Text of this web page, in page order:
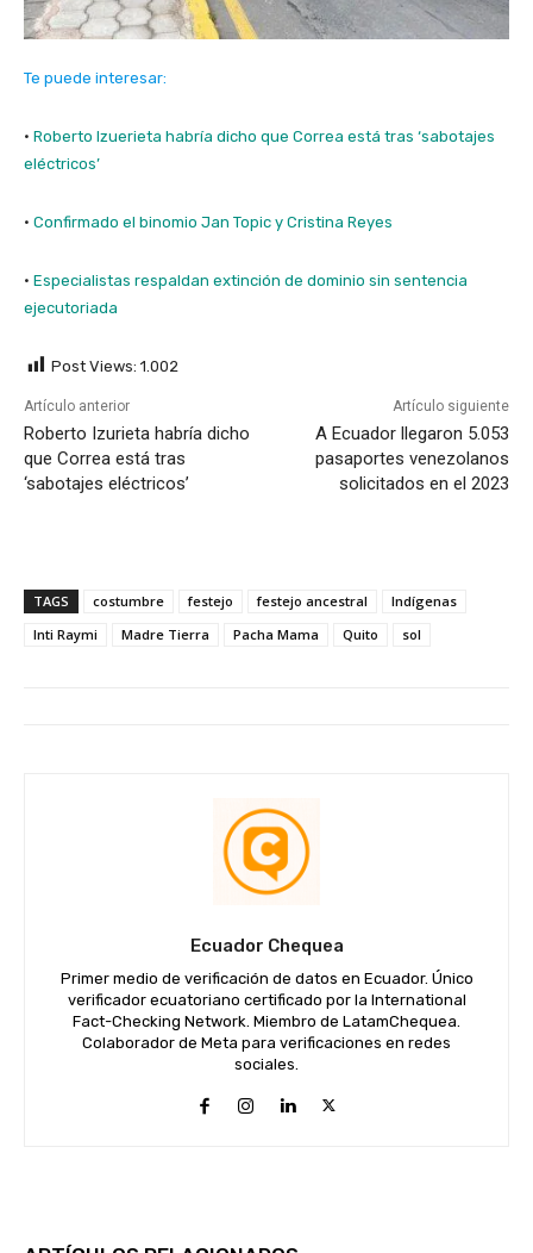
Te puede interesar:
· Roberto Izuerieta habría dicho que Correa está tras ‘sabotajes
eléctricos’
· Confirmado el binomio Jan Topic y Cristina Reyes
· Especialistas respaldan extinción de dominio sin sentencia
ejecutoriada
Post Views: 1.002
Artículo anterior
Roberto Izurieta habría dicho
que Correa está tras
‘sabotajes eléctricos’
Artículo siguiente
A Ecuador llegaron 5.053
pasaportes venezolanos
solicitados en el 2023
TAGS costumbre festejo festejo ancestral
Indígenas
Inti Raymi
Madre Tierra Pacha Mama Quito sol
Ecuador Chequea
Primer medio de verificación de datos en Ecuador. Único
verificador ecuatoriano certificado por la International
Fact-Checking Network. Miembro de LatamChequea.
Colaborador de Meta para verificaciones en redes
sociales.